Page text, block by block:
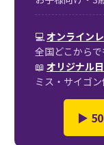
💻オンライン
全国どこから
📖 オリジナル
ミス・サイゴ
▶